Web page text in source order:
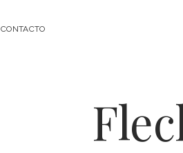
CONTACTO